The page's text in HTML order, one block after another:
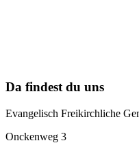
Da findest du uns
Evangelisch Freikirchliche
Onckenweg 3